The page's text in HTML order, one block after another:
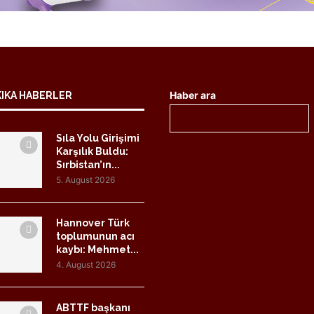
HABERLER
Sıla Yolu Girişimi
Karşılık Buldu:
Sırbistan’ın...
5. August 2026
Hannover Türk
toplumunun acı
kaybı: Mehmet...
4. August 2026
ABTTF başkanı
Haber ara